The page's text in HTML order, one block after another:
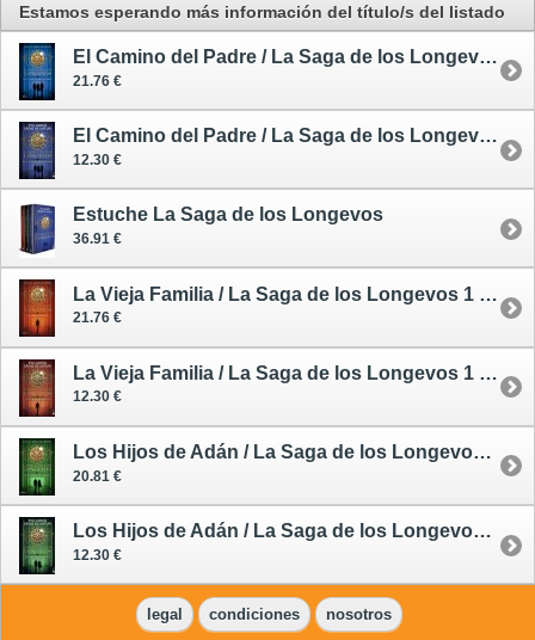
Estamos esperando más información del título/s del listado
El Camino del Padre / La Saga de los Longevos 3 - tapa dura
21.76 €
El Camino del Padre / La Saga de los Longevos 3 - tapa blanda
12.30 €
Estuche La Saga de los Longevos
36.91 €
La Vieja Familia / La Saga de los Longevos 1 - tapa dura
21.76 €
La Vieja Familia / La Saga de los Longevos 1 - tapa blanda
12.30 €
Los Hijos de Adán / La Saga de los Longevos 2 - tapa dura
20.81 €
Los Hijos de Adán / La Saga de los Longevos 2 - tapa blanda
12.30 €
legal condiciones nosotros